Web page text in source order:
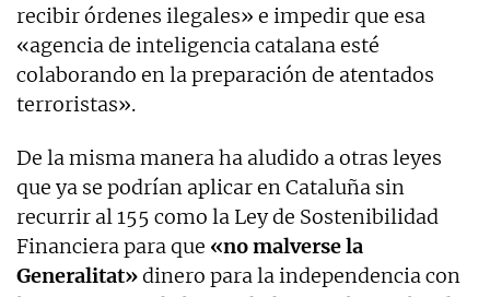
recibir órdenes ilegales» e impedir que esa
«agencia de inteligencia catalana esté
colaborando en la preparación de atentados
terroristas».
De la misma manera ha aludido a otras leyes
que ya se podrían aplicar en Cataluña sin
recurrir al 155 como la Ley de Sostenibilidad
Financiera para que «no malverse la
Generalitat»dinero para la independencia con